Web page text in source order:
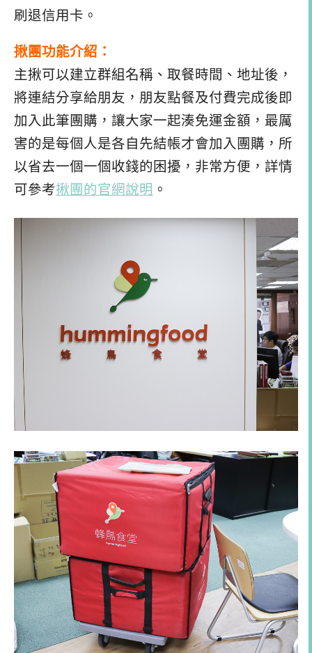
刷退信用卡。
揪團功能介紹：
主揪可以建立群組名稱、取餐時間、地址後，
將連結分享給朋友，朋友點餐及付費完成後即
加入此筆團購，讓大家一起湊免運金額，最厲
害的是每個人是各自先結帳才會加入團購，所
以省去一個一個收錢的困擾，非常方便，詳情
可參考揪團的官網說明 。